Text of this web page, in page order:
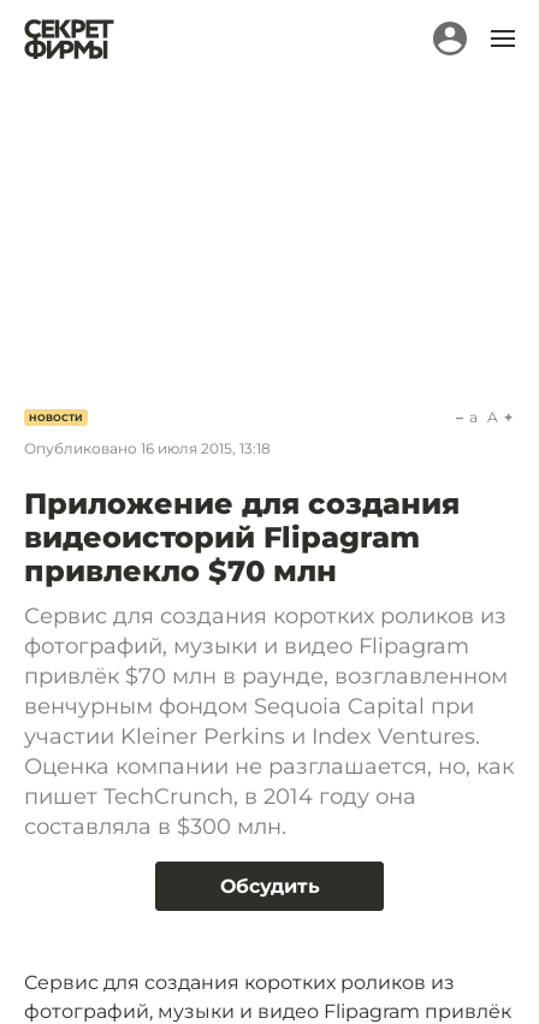
НОВОСТИ
Опубликовано 16 июля 2015, 13:18
a A
Приложение для создания
видеоисторий Flipagram
привлекло $70 млн
Сервис для создания коротких роликов из
фотографий, музыки и видео Flipagram
привлёк $70 млн в раунде, возглавленном
венчурным фондом Sequoia Capital при
участии Kleiner Perkins и Index Ventures.
Оценка компании не разглашается, но, как
пишет TechCrunch, в 2014 году она
составляла в $300 млн.
Обсудить
Сервис для создания коротких роликов из
фотографий, музыки и видео Flipagram привлёк